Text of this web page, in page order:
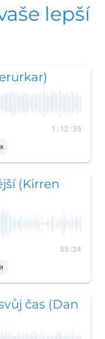
lepší
1:12:35
(Kirren
55:24
čas (Dan